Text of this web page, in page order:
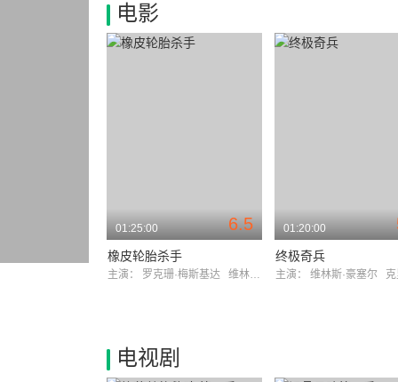
电影
6.5
01:25:00
橡皮轮胎杀手
主演： 罗克珊·梅斯基达 维林斯·豪塞尔
01:20:00
终极奇兵
主演： 维林斯·豪塞尔 克里
电视剧